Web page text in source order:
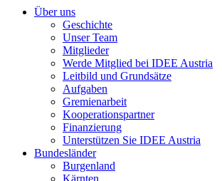
Über uns
Geschichte
Unser Team
Mitglieder
Werde Mitglied bei IDEE Austria
Leitbild und Grundsätze
Aufgaben
Gremienarbeit
Kooperationspartner
Finanzierung
Unterstützen Sie IDEE Austria
Bundesländer
Burgenland
Kärnten